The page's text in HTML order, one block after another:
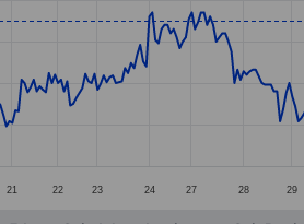
18.68 to 20.65.
21 22 23 24 27 28 29